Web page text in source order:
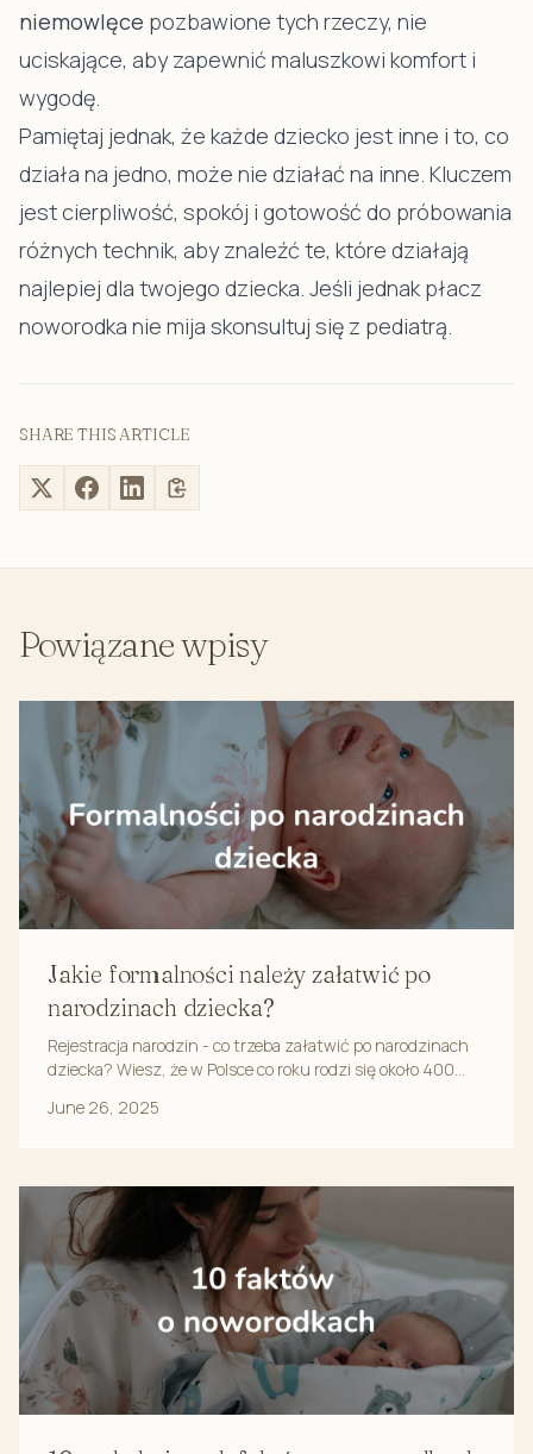
niemowlęce pozbawione tych rzeczy, nie
uciskające, aby zapewnić maluszkowi komfort i
wygodę.
Pamiętaj jednak, że każde dziecko jest inne i to, co
działa na jedno, może nie działać na inne. Kluczem
jest cierpliwość, spokój i gotowość do próbowania
różnych technik, aby znaleźć te, które działają
najlepiej dla twojego dziecka. Jeśli jednak płacz
noworodka nie mija skonsultuj się z pediatrą.
SHARE THIS ARTICLE
Powiązane wpisy
Jakie formalności należy załatwić po
narodzinach dziecka?
Rejestracja narodzin - co trzeba załatwić po narodzinach
dziecka? Wiesz, że w Polsce co roku rodzi się około 400
June 26, 2025